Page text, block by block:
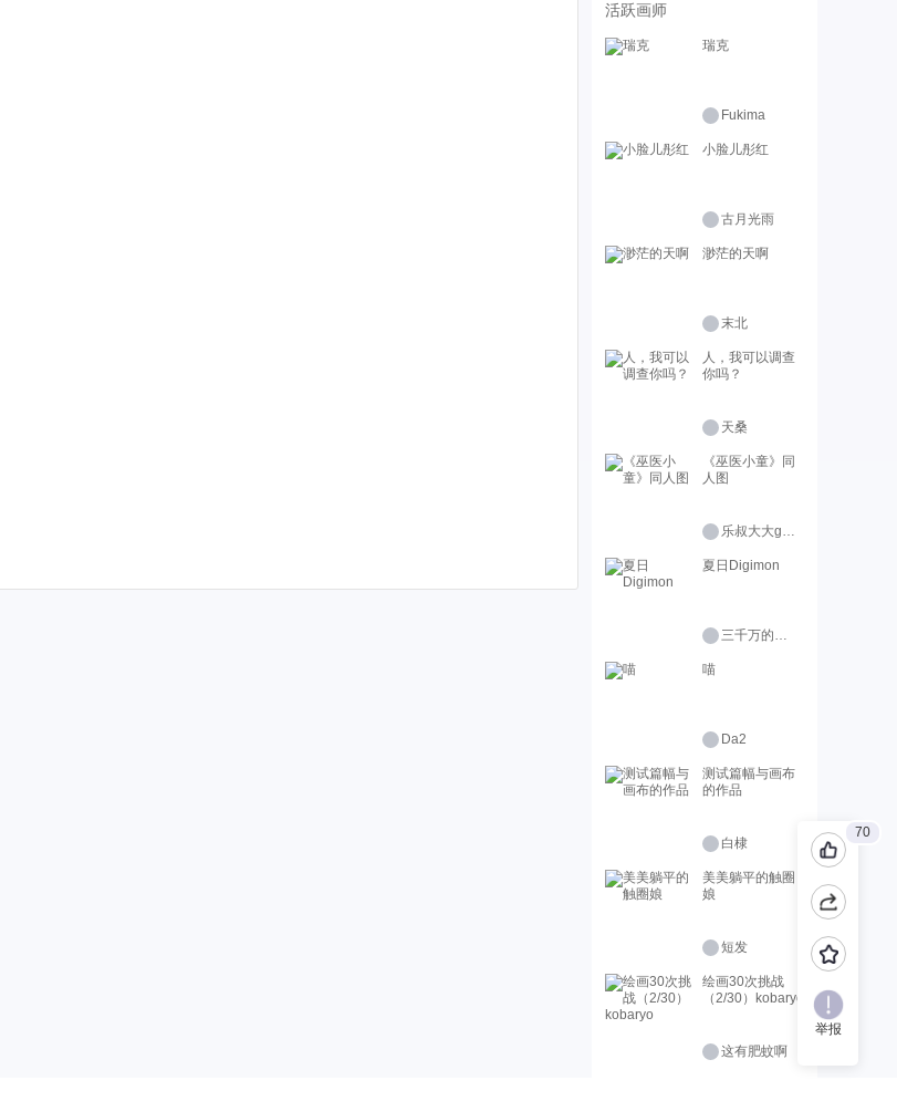
活跃画师
瑞克
Fukima
小脸儿彤红
古月光雨
渺茫的天啊
末北
人，我可以调查
你吗？
天桑
《巫医小童》同
人图
乐叔大大genius
夏日Digimon
三千万的柠檬精
喵
Da2
测试篇幅与画布
的作品
白棣
美美躺平的触圈
娘
短发
绘画30次挑战
（2/30）kobaryo
这有肥蚊啊
70
举报